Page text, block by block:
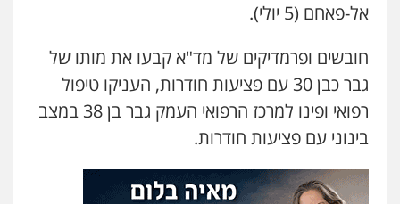
משרד עורכי דין חן ברוך
0505078733
עו"ד קארין לגטיוי
פלילי פשיעה חמורה
0507446995
אל-פאחם (5 יולי).
חובשים ופרמדיקים של מד"א קבעו את מותו של
גבר כבן 30 עם פציעות חודרות, העניקו טיפול
רפואי ופינו למרכז הרפואי העמק גבר בן 38 במצב
בינוני עם פציעות חודרות.